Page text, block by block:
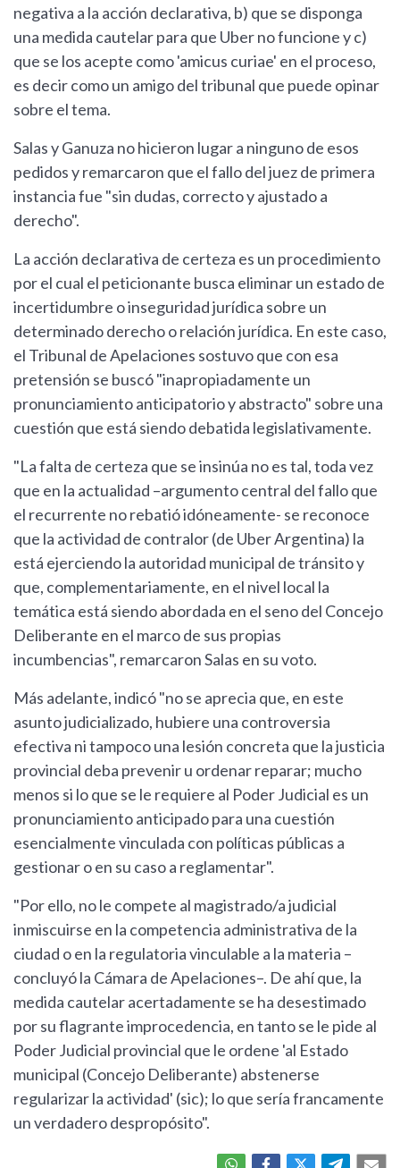
negativa a la acción declarativa, b) que se disponga
una medida cautelar para que Uber no funcione y c)
que se los acepte como 'amicus curiae' en el proceso,
es decir como un amigo del tribunal que puede opinar
sobre el tema.
Salas y Ganuza no hicieron lugar a ninguno de esos
pedidos y remarcaron que el fallo del juez de primera
instancia fue "sin dudas, correcto y ajustado a
derecho".
La acción declarativa de certeza es un procedimiento
por el cual el peticionante busca eliminar un estado de
incertidumbre o inseguridad jurídica sobre un
determinado derecho o relación jurídica. En este caso,
el Tribunal de Apelaciones sostuvo que con esa
pretensión se buscó "inapropiadamente un
pronunciamiento anticipatorio y abstracto" sobre una
cuestión que está siendo debatida legislativamente.
"La falta de certeza que se insinúa no es tal, toda vez
que en la actualidad –argumento central del fallo que
el recurrente no rebatió idóneamente- se reconoce
que la actividad de contralor (de Uber Argentina) la
está ejerciendo la autoridad municipal de tránsito y
que, complementariamente, en el nivel local la
temática está siendo abordada en el seno del Concejo
Deliberante en el marco de sus propias
incumbencias", remarcaron Salas en su voto.
Más adelante, indicó "no se aprecia que, en este
asunto judicializado, hubiere una controversia
efectiva ni tampoco una lesión concreta que la justicia
provincial deba prevenir u ordenar reparar; mucho
menos si lo que se le requiere al Poder Judicial es un
pronunciamiento anticipado para una cuestión
esencialmente vinculada con políticas públicas a
gestionar o en su caso a reglamentar".
"Por ello, no le compete al magistrado/a judicial
inmiscuirse en la competencia administrativa de la
ciudad o en la regulatoria vinculable a la materia –
concluyó la Cámara de Apelaciones–. De ahí que, la
medida cautelar acertadamente se ha desestimado
por su flagrante improcedencia, en tanto se le pide al
Poder Judicial provincial que le ordene 'al Estado
municipal (Concejo Deliberante) abstenerse
regularizar la actividad' (sic); lo que sería francamente
un verdadero despropósito".